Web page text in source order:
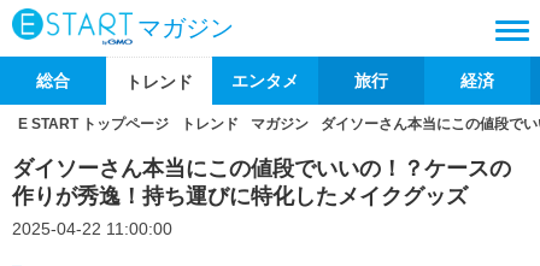
マガジン
総合 トレンド エンタメ 旅行 経済
E START トップページ トレンド マガジン ダイソーさん本当にこの値段で
ダイソーさん本当にこの値段でいいの！？ケースの
作りが秀逸！持ち運びに特化したメイクグッズ
2025-04-22 11:00:00